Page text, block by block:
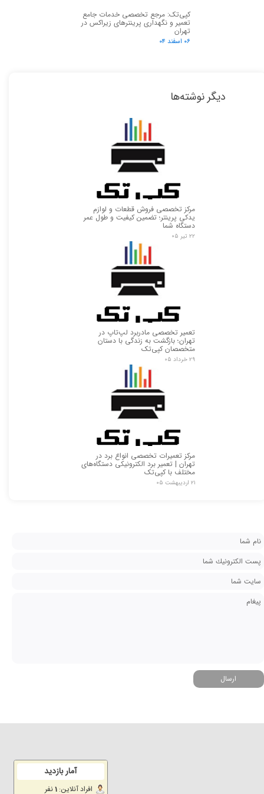
کپی‌تک: مرجع تخصصی خدمات جامع
تعمیر و نگهداری پرینترهای زیراکس در
تهران
۰۶ اسفند ۰۴
دیگر نوشته‌ها
مرکز تخصصی فروش قطعات و لوازم
یدکی پرینتر؛ تضمین کیفیت و طول عمر
دستگاه شما
۲۲ تیر ۰۵
تعمیر تخصصی مادربرد لپ‌تاپ در
تهران؛ بازگشت به زندگی با دستان
متخصصان کپی‌تک
۲۹ خرداد ۰۵
مرکز تعمیرات تخصصی انواع برد در
تهران | تعمیر برد الکترونیکی دستگاه‌های
مختلف با کپی‌تک
۲۱ اردیبهشت ۰۵
ارسال